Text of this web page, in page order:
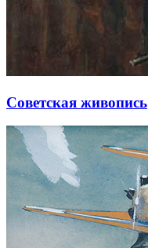
Советская живопись